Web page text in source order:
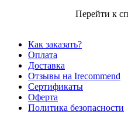
Перейти к
Как заказать?
Оплата
Доставка
Отзывы на Irecommend
Сертификаты
Оферта
Политика безопасности